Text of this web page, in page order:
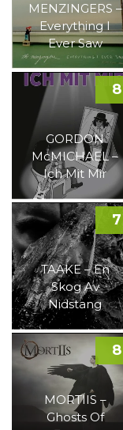
MENZINGERS –
Everything I
Ever Saw
GORDON
McMICHAEL –
Ich Mit Mir
8
TAAKE – En
Skog Av
Nidstang
7
MORTIIS –
Ghosts Of
8